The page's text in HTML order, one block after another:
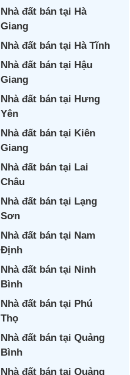
Nhà đất bán tại Hà
Giang
Nhà đất bán tại Hà Tĩnh
Nhà đất bán tại Hậu
Giang
Nhà đất bán tại Hưng
Yên
Nhà đất bán tại Kiên
Giang
Nhà đất bán tại Lai
Châu
Nhà đất bán tại Lạng
Sơn
Nhà đất bán tại Nam
Định
Nhà đất bán tại Ninh
Bình
Nhà đất bán tại Phú
Thọ
Nhà đất bán tại Quảng
Bình
Nhà đất bán tại Quảng